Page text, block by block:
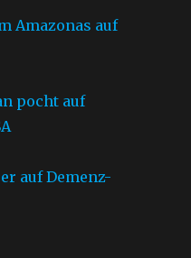
Amazonas auf
pocht auf
auf Demenz-